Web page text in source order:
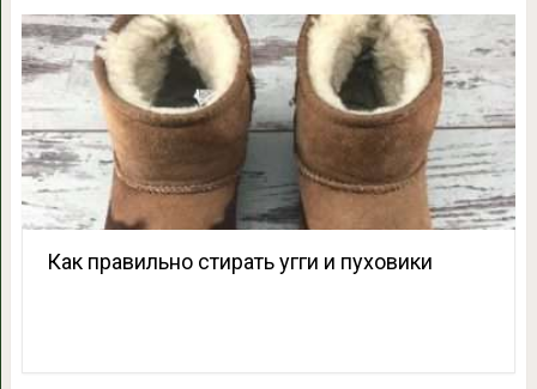
Как правильно стирать угги и пуховики